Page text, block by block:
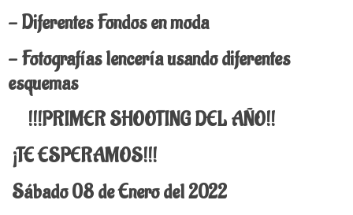
- Diferentes Fondos en moda
- Fotografías lencería usando diferentes
esquemas
!!!PRIMER SHOOTING DEL AÑO!!
¡TE ESPERAMOS!!!
Sábado 08 de Enero del 2022